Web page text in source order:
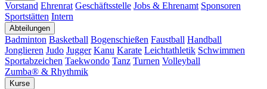
Vorstand Ehrenrat Geschäftsstelle Jobs & Ehrenamt Sponsoren
Sportstätten Intern
Abteilungen
Badminton Basketball Bogenschießen Faustball Handball
Jonglieren Judo Jugger Kanu Karate Leichtathletik Schwimmen
Sportabzeichen Taekwondo Tanz Turnen Volleyball
Zumba® & Rhythmik
Kurse